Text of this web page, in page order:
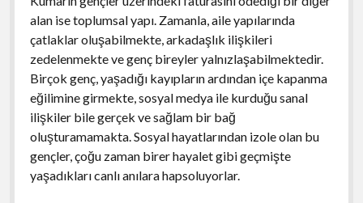
alan ise toplumsal yapı. Zamanla, aile yapılarında
çatlaklar oluşabilmekte, arkadaşlık ilişkileri
zedelenmekte ve genç bireyler yalnızlaşabilmektedir.
Birçok genç, yaşadığı kayıpların ardından içe kapanma
eğilimine girmekte, sosyal medya ile kurduğu sanal
ilişkiler bile gerçek ve sağlam bir bağ
oluşturamamakta. Sosyal hayatlarından izole olan bu
gençler, çoğu zaman birer hayalet gibi geçmişte
yaşadıkları canlı anılara hapsoluyorlar.